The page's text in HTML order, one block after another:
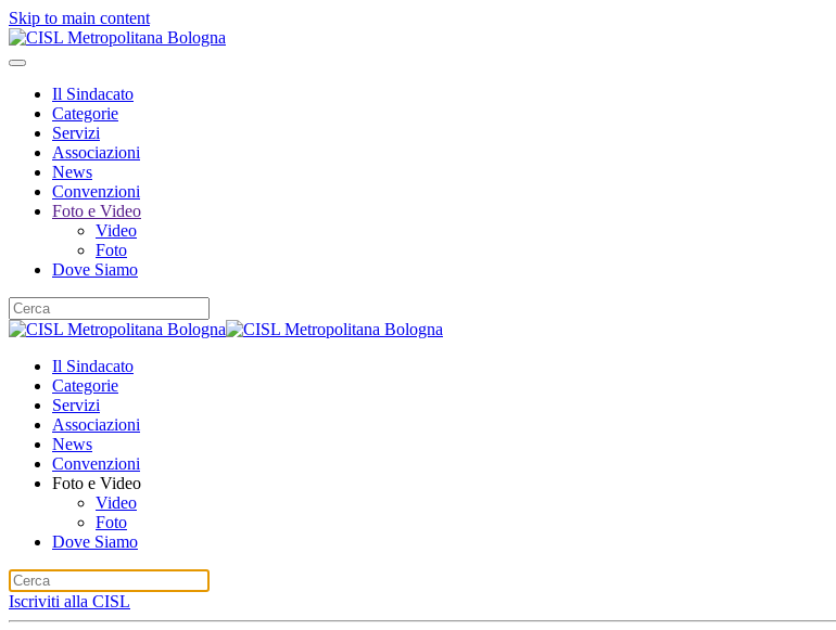
Skip to main content
Il Sindacato
Categorie
Servizi
Associazioni
News
Convenzioni
Foto e Video
Video
Foto
Dove Siamo
Il Sindacato
Categorie
Servizi
Associazioni
News
Convenzioni
Foto e Video
Video
Foto
Dove Siamo
Iscriviti alla CISL